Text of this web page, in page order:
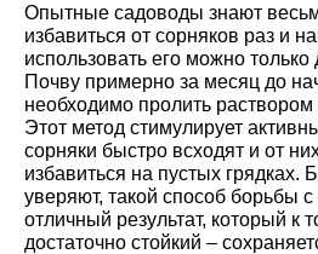
Опытные садоводы знают
избавиться от сорняков раз и
использовать его можно
Почву примерно за месяц до
необходимо пролить раствором
Этот метод стимулирует
сорняки быстро всходят и от
избавиться на пустых грядках.
уверяют, такой способ борьбы
отличный результат, который к
достаточно стойкий –